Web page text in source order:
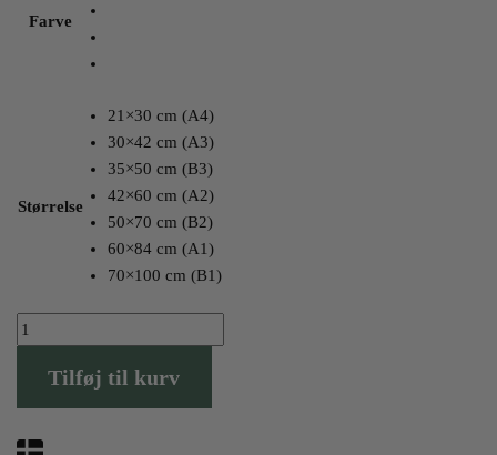
Farve
Størrelse
21×30 cm (A4)
30×42 cm (A3)
35×50 cm (B3)
42×60 cm (A2)
50×70 cm (B2)
60×84 cm (A1)
70×100 cm (B1)
Videbæk
Plakaten
antalTilføj til kurv